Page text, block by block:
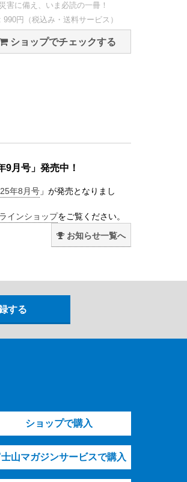
害に備え、いま必読の一冊！
990円（税込み・送料サービス）
ショップでチェックする
9月号」発売中！
年8月号 」が発売となりまし
インショップをご覧ください。
お知らせ一覧へ
ショップで購入
山マガジンサービスで購入